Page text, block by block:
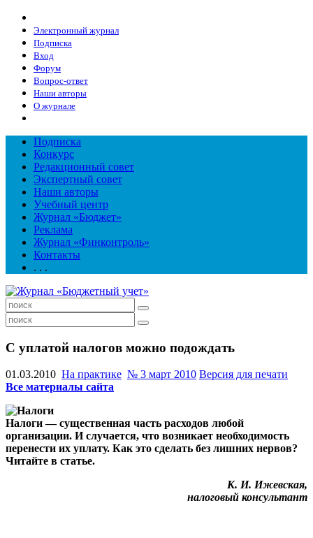
Электронный журнал
Подписка
Вход
Форум
Вопрос-ответ
Наши авторы
О журнале
Подписка
Конкурс
Редакционный совет
Экспертный совет
Наши авторы
Учебный центр
Журнал «Бюджет»
Реклама
Журнал «Финконтроль»
Контакты
. . .
С уплатой налогов можно подождать
01.03.2010 На практике № 3 март 2010 Версия для печати
Все материалы сайта
Налоги — существенная часть расходов любой
организации. И случается, что возникает необходимость
перенести их уплату. Как это сделать без лишних нервов?
Читайте в статье.
К. И. Ижевская,
налоговый консультант